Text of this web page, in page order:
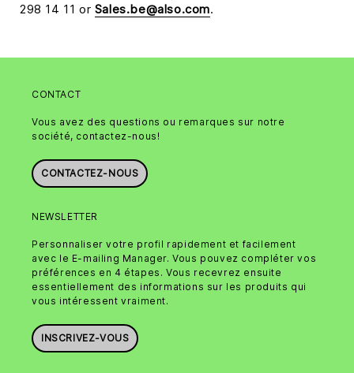
298 14 11 or Sales.be@also.com.
CONTACT
Vous avez des questions ou remarques sur notre
société, contactez-nous!
CONTACTEZ-NOUS
NEWSLETTER
Personnaliser votre profil rapidement et facilement
avec le E-mailing Manager. Vous pouvez compléter vos
préférences en 4 étapes. Vous recevrez ensuite
essentiellement des informations sur les produits qui
vous intéressent vraiment.
INSCRIVEZ-VOUS